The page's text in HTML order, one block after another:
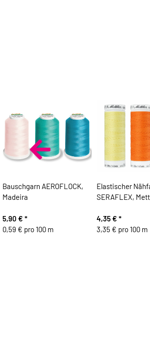
Bauschgarn AEROFLOCK,
Madeira
5,90 € *
0,59 € pro 100 m
Elastischer
SERAFLEX,
4,35 € *
3,35 € pro 100 m